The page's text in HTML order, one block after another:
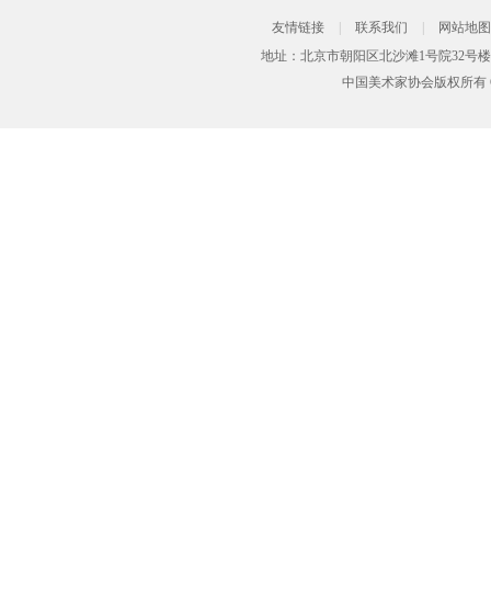
友情链接 联系我们
网站地图
地址：北京市朝阳区北沙滩1号院32号
中国美术家协会版权所有